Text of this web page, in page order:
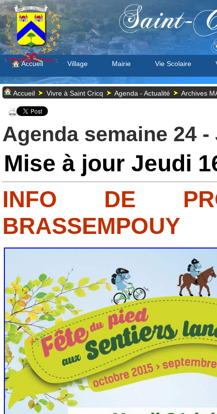
Saint-
Accueil Village Mairie Vie Scolaire
Accueil Vivre à Saint Cricq Agenda - Actualité Archives
Agenda semaine 24 -
Mise à jour Jeudi
INFO DE
BRASSEMPOUY